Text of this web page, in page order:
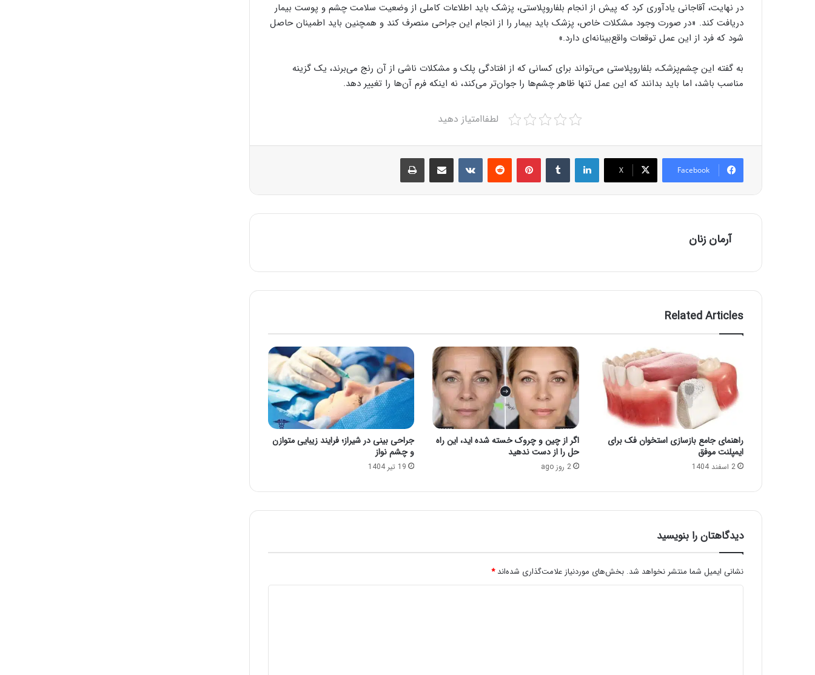
در نهایت، آقاجانی یادآوری کرد که پیش از انجام بلفاروپلاستی، پزشک باید اطلاعات کاملی از وضعیت سلامت چشم و پوست بیمار
دریافت کند. «در صورت وجود مشکلات خاص، پزشک باید بیمار را از انجام این جراحی منصرف کند و همچنین باید اطمینان حاصل
شود که فرد از این عمل توقعات واقع‌بینانه‌ای دارد.»
به گفته این چشم‌پزشک، بلفاروپلاستی می‌تواند برای کسانی که از افتادگی پلک و مشکلات ناشی از آن رنج می‌برند، یک گزینه
مناسب باشد، اما باید بدانند که این عمل تنها ظاهر چشم‌ها را جوان‌تر می‌کند، نه اینکه فرم آن‌ها را تغییر دهد.
لطفاامتیاز دهید
Facebook
X
LinkedIn
Tumblr
Pinterest
Reddit
VKontakte
Share via Email
Print
آرمان زنان
Related Articles
راهنمای جامع بازسازی استخوان فک برای
ایمپلنت موفق
2 اسفند 1404
اگر از چین و چروک خسته شده اید، این راه
حل را از دست ندهید
2 روز ago
جراحی بینی در شیراز؛ فرایند زیبایی متوازن
و چشم نواز
19 تیر 1404
دیدگاهتان را بنویسید
نشانی ایمیل شما منتشر نخواهد شد. بخش‌های موردنیاز علامت‌گذاری شده‌اند*